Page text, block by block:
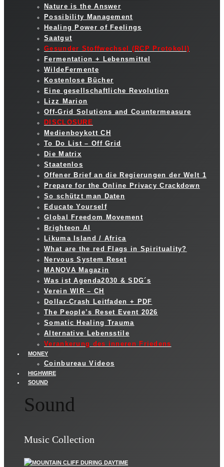
Nature is the Answer
Possibility Management
Healing Power of Feelings
Saatgut
Gesunder Stoffwechsel (RCP Protokoll)
Fermentation + Lebensmittel
WildeFermente
Kostenlose Bücher
Eine gesellschaftliche Revolution
Lizz Marion
Off-Grid Solutions and Countermeasure
DISCLOSURE
Medienboykott CH
To Do List – Off Grid
Die Matrix
Staatenlos
Offener Brief an die Regierungen der Welt 1
Prepare for the Online Privacy Crackdown
So schützt man Daten
Educate Yourself
Global Freedom Movement
Brighteon AI
Likuma Island / Africa
What are the red Flags in Spirituality?
Nervous System Reset
MANOVA Magazin
Was ist Agenda2030 & SDG´s
Verein WIR – CH
Dollar-Crash Leitfaden + PDF
The People’s Reset Event 2026
Somatic Healing Trauma
Alternative Lebensstile
Verankerung des inneren Friedens
MONEY
Coinbureau Videos
HIGHWIRE
SOUND
Sound
Music Collection